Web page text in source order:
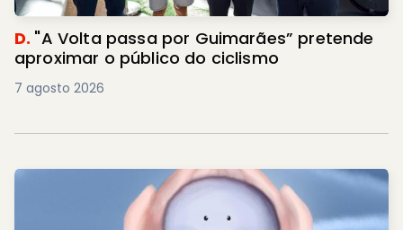
D. "A Volta passa por Guimarães” pretende
aproximar o público do ciclismo
7 agosto 2026